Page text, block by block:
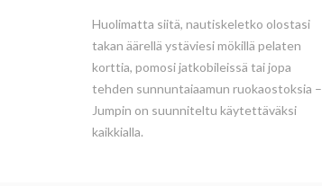
Huolimatta siitä, nautiskeletko olostasi
takan äärellä ystäviesi mökillä pelaten
korttia, pomosi jatkobileissä tai jopa
tehden sunnuntaiaamun ruokaostoksia –
Jumpin on suunniteltu käytettäväksi
kaikkialla.